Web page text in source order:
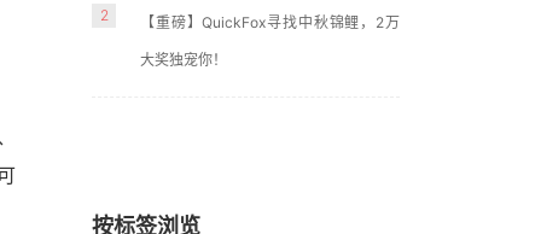
2 【重磅】QuickFox寻找中秋锦鲤，2万
大奖独宠你！
按标签浏览